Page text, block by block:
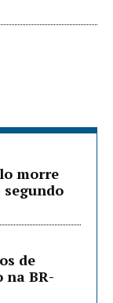
morre
segundo
de
BR-